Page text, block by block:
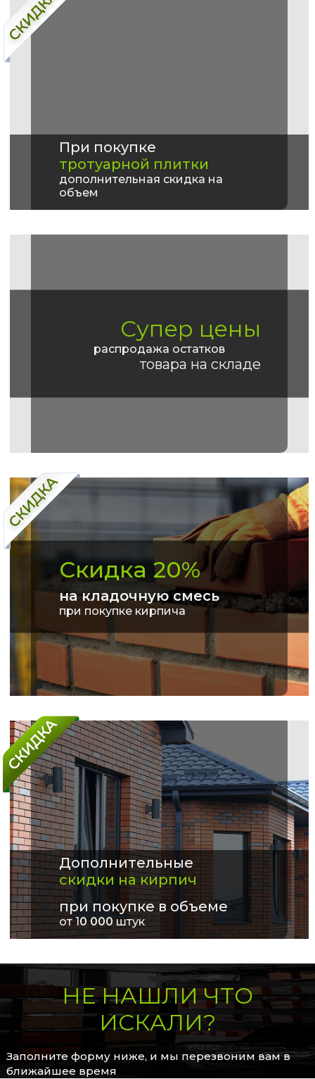
При покупке
тротуарной плитки
дополнительная скидка на
объем
Супер цены
распродажа остатков
товара на складе
Скидка 20%
на кладочную смесь
при покупке кирпича
Дополнительные
скидки на кирпич
при покупке в объеме
от 10 000штук
НЕ НАШЛИ ЧТО
ИСКАЛИ?
Заполните форму ниже, и мы перезвоним вам в
ближайшее время